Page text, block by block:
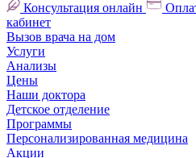
Консультация онлайн
кабинет
Вызов врача на дом
Услуги
Анализы
Цены
Наши доктора
Детское отделение
Программы
Персонализированная медицина
Акции